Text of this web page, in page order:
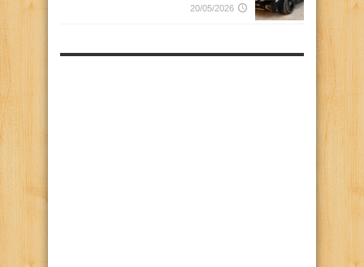
20/05/2026